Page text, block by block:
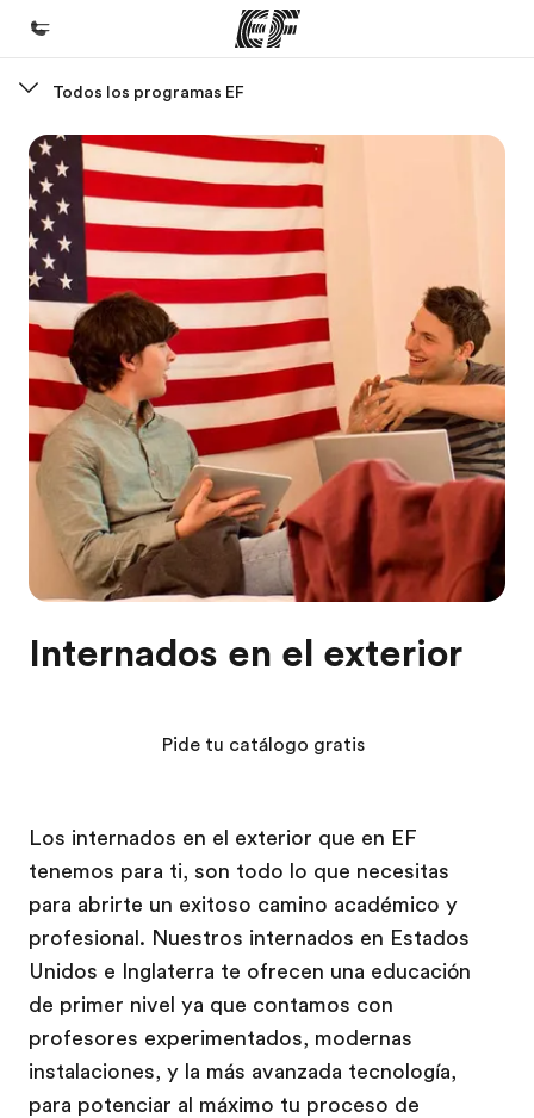
Bienvenido a EF
Programas
Ver todo lo que hacemos
Oficinas
Encuentra una oficina
Sobre nosotros
Quiénes somos
Trabajos
Únete al equipo
Todos los programas EF
Internados en el exterior
Los internados en el exterior que en EF
tenemos para ti, son todo lo que necesitas
para abrirte un exitoso camino académico y
profesional. Nuestros internados en Estados
Unidos e Inglaterra te ofrecen una educación
de primer nivel ya que contamos con
profesores experimentados, modernas
instalaciones, y la más avanzada tecnología,
para potenciar al máximo tu proceso de
Pide tu catálogo gratis